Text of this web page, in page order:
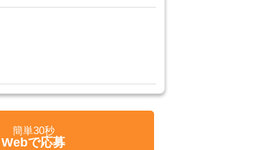
簡単30秒
Webで応募